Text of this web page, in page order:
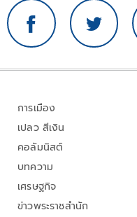
การเมือง
เปลว สีเงิน
คอลัมนิสต์
บทความ
เศรษฐกิจ
ข่าวพระราชสำนัก